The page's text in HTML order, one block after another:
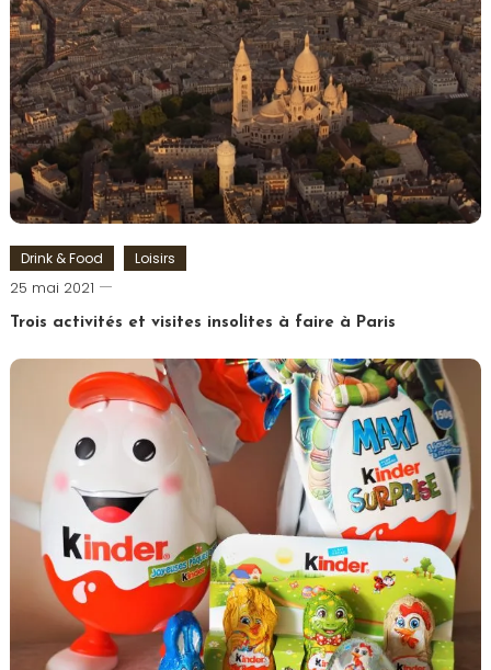
Halloween,
Marvel,
Marvelous
Drink & Food Loisirs
25 mai 2021
Romain-
Paris
Trois activités et visites insolites à faire à Paris
Tagged
Hélicoptère,
insolite
Réalité
Virtuelle,
Saint
Germain
Visite